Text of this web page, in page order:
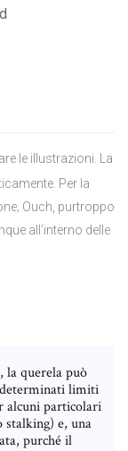
le illustrazioni. La
Per la
Ouch, purtroppo
all’interno delle
la querela può
determinati limiti
alcuni particolari
stalking) e, una
purché il